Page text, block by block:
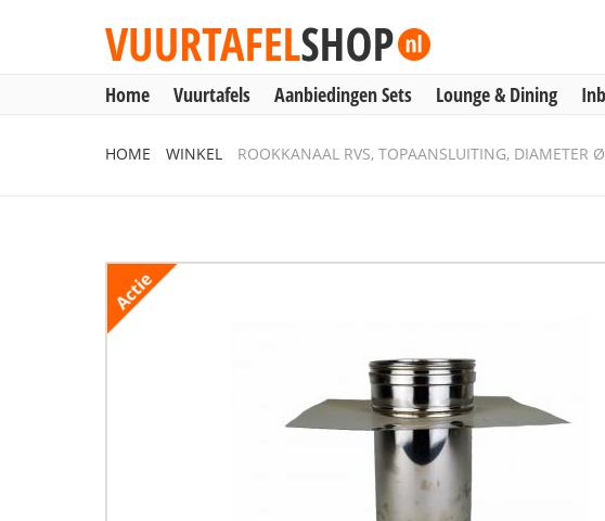
Aanbiedingen Sets
Lounge & Dining
Home Vuurtafels Aanbiedingen Sets Lounge & Dining
HOME WINKEL ROOKKANAAL RVS, TOPAANSLUITING, DIAMETER